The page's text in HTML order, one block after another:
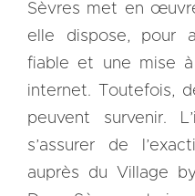
Sèvres met en
elle dispose, pour
fiable et une mise
internet. Toutefois,
peuvent survenir.
s’assurer de
auprès du Village